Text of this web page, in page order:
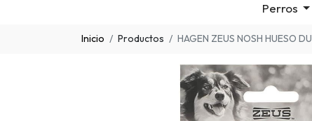
Perros
Inicio Productos HAGEN ZEUS NOSH HUESO